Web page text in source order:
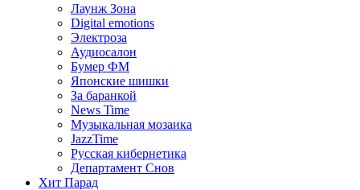
Лаунж Зона
Digital emotions
Электроза
Аудиосалон
Бумер ФМ
Японскиe шишки
За баранкой
News Time
Музыкальная мозаика
JazzTime
Русская кибернетика
Департамент Снов
Хит Парад